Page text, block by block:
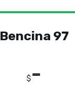
Bencina 97
$-